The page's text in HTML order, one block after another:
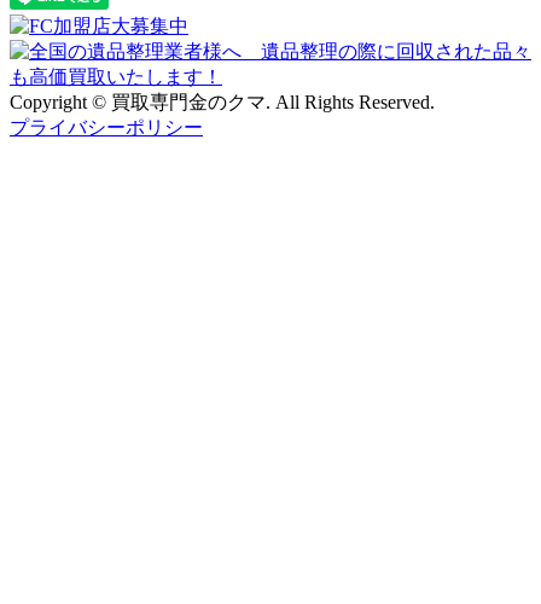
Copyright © 買取専門金のクマ. All Rights Reserved.
プライバシーポリシー